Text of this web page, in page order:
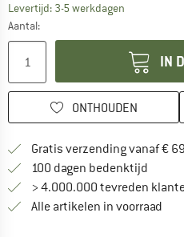
Levertijd: 3-5 werkdagen
Aantal:
IN
ONTHOUDEN
Gratis verzending vanaf €
100 dagen bedenktijd Vind
> 4.000.000 tevreden
Alle artikelen in voorraad